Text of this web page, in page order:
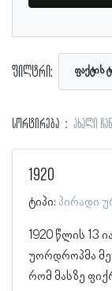
ფილტრი: ფაქტის
სორტირება ახალი
1920
ტიპი: პირადი
1920 წლის 13
უორდროპმა
რომ მასზე